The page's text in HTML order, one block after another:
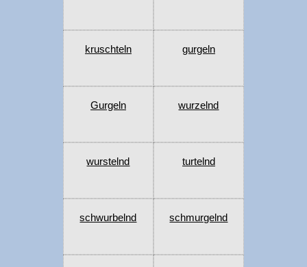
kruschteln gurgeln
Gurgeln wurzelnd
wurstelnd turtelnd
schwurbelnd schmurgelnd